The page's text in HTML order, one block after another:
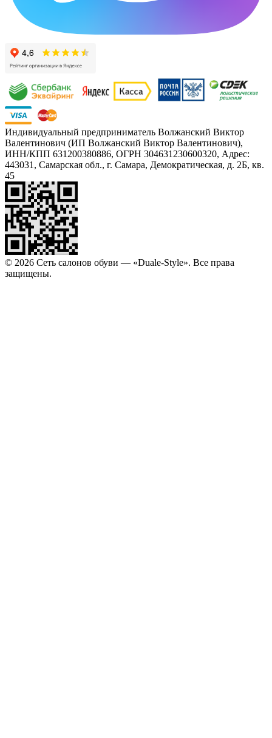
Индивидуальный предприниматель Волжанский Виктор
Валентинович (ИП Волжанский Виктор Валентинович),
ИНН/КПП 631200380886, ОГРН 304631230600320, Адрес:
443031, Самарская обл., г. Самара, Демократическая, д. 2Б, кв.
45
© 2026 Сеть салонов обуви — «Duale-Style». Все права
защищены.